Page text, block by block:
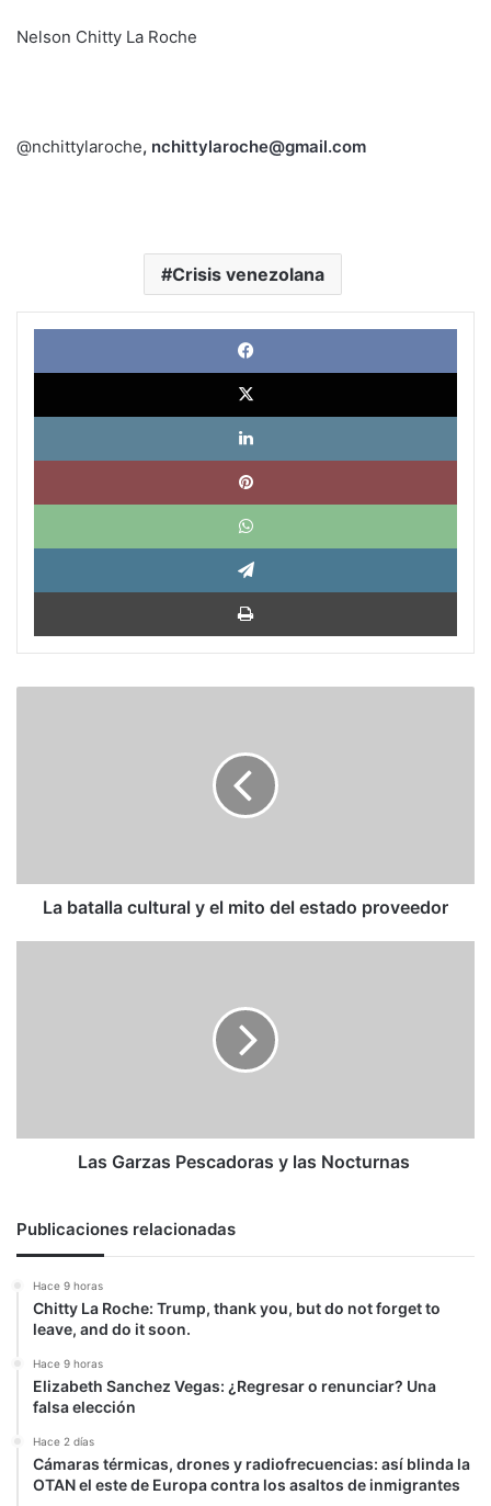
Nelson Chitty La Roche
@nchittylaroche, nchittylaroche@gmail.com
Crisis venezolana
X
proveedor
La batalla cultural y el mito del estado proveedor
Las Garzas Pescadoras y las Nocturnas
Publicaciones relacionadas
Hace 9 horas
Chitty La Roche: Trump, thank you, but do not forget to
leave, and do it soon.
Hace 9 horas
Elizabeth Sanchez Vegas: ¿Regresar o renunciar? Una
falsa elección
Hace 2 días
Cámaras térmicas, drones y radiofrecuencias: así blinda la
OTAN el este de Europa contra los asaltos de inmigrantes